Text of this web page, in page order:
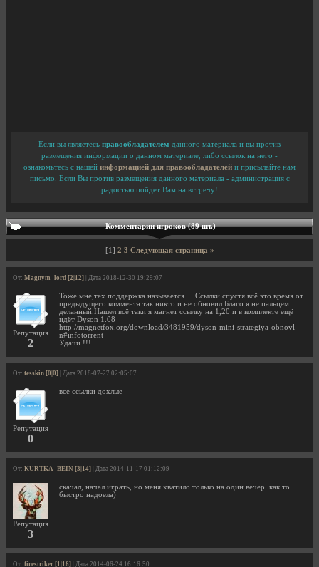
Если вы являетесь правообладателем данного материала и вы против
размещения информации о данном материале, либо ссылок на него -
ознакомьтесь с нашей информацией для правообладателей и присылайте нам
письмо. Если Вы против размещения данного материала - администрация с
радостью пойдет Вам на встречу!
Комментарии игроков (89 шт.)
[1] 2 3 Следующая страница »
От: Magnym_lord [2|12] | Дата 2018-12-30 19:29:07
Репутация
2
Тоже мне,тех поддержка называется ... Ссылки спустя всё это время от
предыдущего коммента так никто и не обновил.Благо я не пальцем
деланный.Нашел всё таки я магнет ссылку на 1,20 и в комплекте ещё
идёт Dyson 1.08
http://magnetfox.org/download/3481959/dyson-mini-strategiya-obnovl-
n#infotorrent
Удачи !!!
От: tesskin [0|0] | Дата 2018-07-27 02:05:07
Репутация
0
все ссылки дохлые
От: KURTKA_BEIN [3|14] | Дата 2014-11-17 01:12:09
Репутация
3
скачал, начал играть, но меня хватило только на один вечер. как то
быстро надоела)
От: firestriker [1|16] | Дата 2014-06-24 16:16:50